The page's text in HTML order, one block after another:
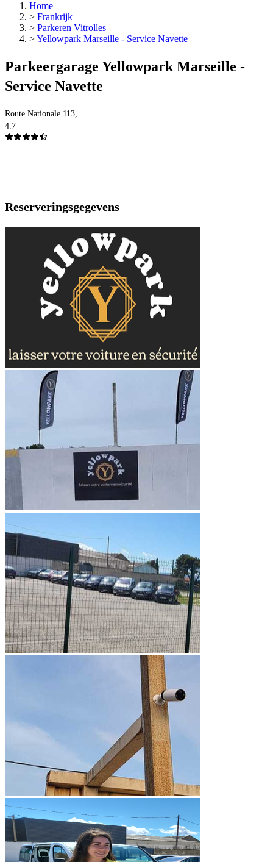
Home
> Frankrijk
> Parkeren Vitrolles
>Yellowpark Marseille - Service Navette
Parkeergarage Yellowpark Marseille -
Service Navette
Route Nationale 113,
4.7
Reserveringsgegevens